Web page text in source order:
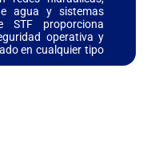
agua y sistemas
STF proporciona
operativa y
en cualquier tipo